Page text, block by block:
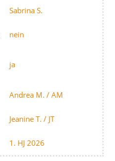
Sabrina S.
nein
ja
Andrea M. / AM
Jeanine T. / JT
1. HJ 2026